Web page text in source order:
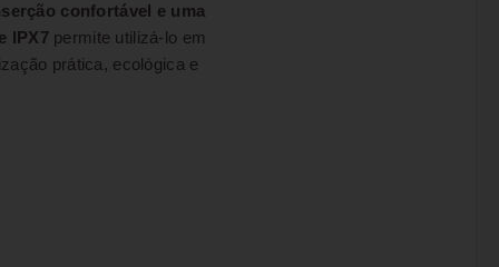
confortável e uma
IPX7permite utilizá-lo em
prática, ecológica e